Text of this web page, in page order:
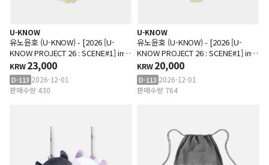
U-KNOW
유노윤호 (U-KNOW) - [2026 [U-
KNOW PROJECT 26 : SCENE#1] in
SEOUL MD] 포토카드 홀더
KRW23,000
D-113 2026-12-01
판매수량 430
U-KNOW
유노윤호 (U-KNOW) - [2026 [U-
KNOW PROJECT 26 : SCENE#1] in
SEOUL MD] 10CM 인형 키링
KRW20,000
D-113 2026-12-01
판매수량 764